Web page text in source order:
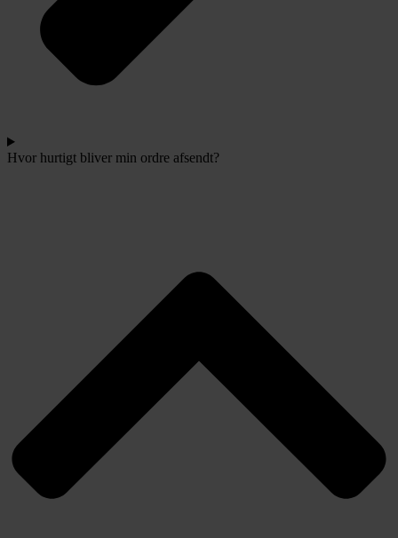
Hvor hurtigt bliver min ordre afsendt?